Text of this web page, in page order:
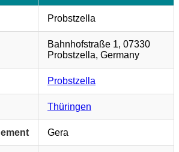
Probstzella
Bahnhofstraße 1, 07330
Probstzella, Germany
Probstzella
Thüringen
Gera